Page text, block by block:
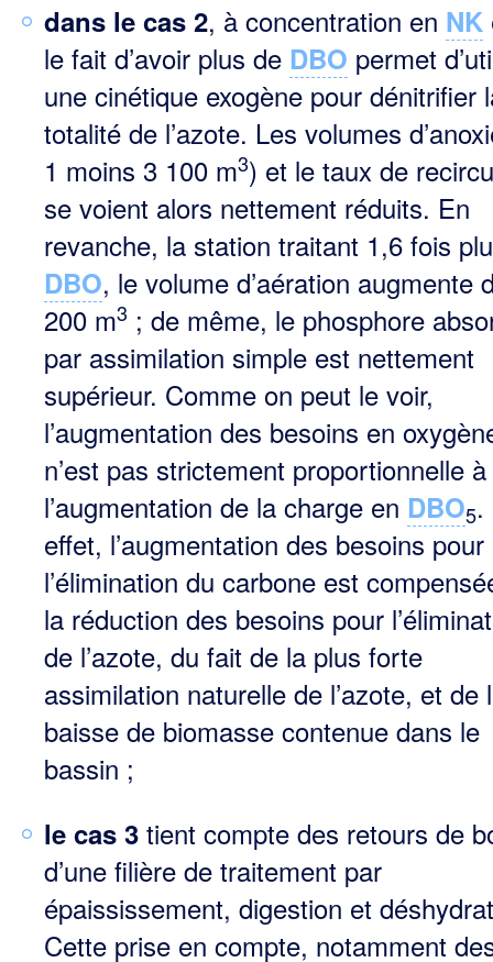
dans le cas 2, à concentration en NK
le fait d’avoir plus de DBO permet
une cinétique exogène pour dénitrifier
totalité de l’azote. Les volumes
1 moins 3 100 m3) et le taux de
se voient alors nettement réduits. En
revanche, la station traitant 1,6 fois
DBO, le volume d’aération augmente
200 m3 ; de même, le phosphore
par assimilation simple est nettement
supérieur. Comme on peut le voir,
l’augmentation des besoins en
n’est pas stricte­ment proportionnelle à
l’augmentation de la charge en DBO5.
effet, l’augmentation des besoins pour
l’élimination du carbone est
la réduction des besoins pour
de l’azote, du fait de la plus forte
assimilation naturelle de l’azote, et de
baisse de biomasse contenue dans le
bassin ;
le cas 3 tient compte des retours de
d’une filière de traitement par
épaississement, digestion et
Cette prise en compte, notamment